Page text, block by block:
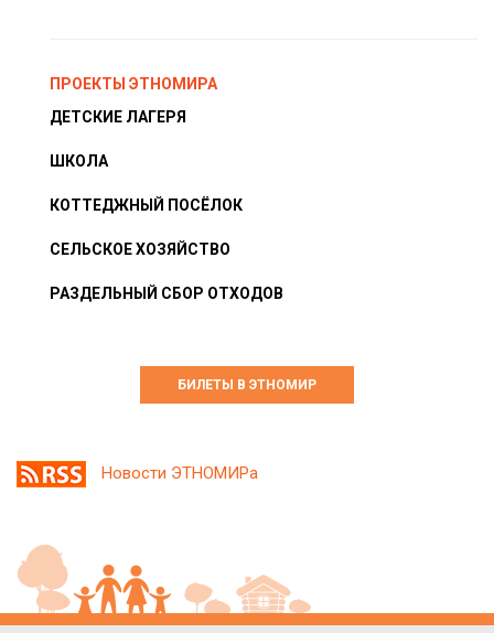
ПРОЕКТЫ ЭТНОМИРА
ДЕТСКИЕ ЛАГЕРЯ
ШКОЛА
КОТТЕДЖНЫЙ ПОСЁЛОК
СЕЛЬСКОЕ ХОЗЯЙСТВО
РАЗДЕЛЬНЫЙ СБОР ОТХОДОВ
БИЛЕТЫ В ЭТНОМИР
Новости ЭТНОМИРа